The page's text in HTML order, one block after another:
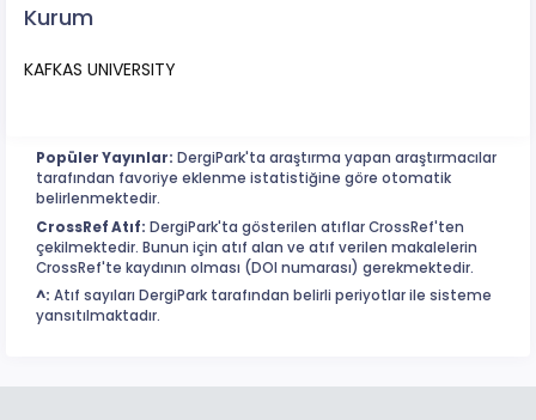
Kurum
KAFKAS UNIVERSITY
Popüler Yayınlar: DergiPark'ta araştırma yapan araştırmacılar
tarafından favoriye eklenme istatistiğine göre otomatik
belirlenmektedir.
CrossRef Atıf: DergiPark'ta gösterilen atıflar CrossRef'ten
çekilmektedir. Bunun için atıf alan ve atıf verilen makalelerin
CrossRef'te kaydının olması (DOI numarası) gerekmektedir.
^: Atıf sayıları DergiPark tarafından belirli periyotlar ile sisteme
yansıtılmaktadır.